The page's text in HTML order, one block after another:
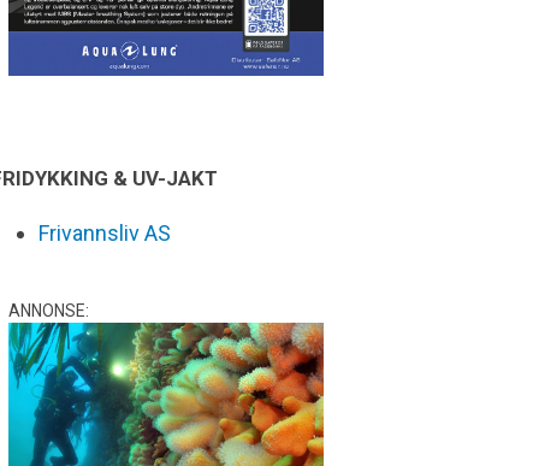
& UV-JAKT
Frivannsliv AS
ANNONSE: